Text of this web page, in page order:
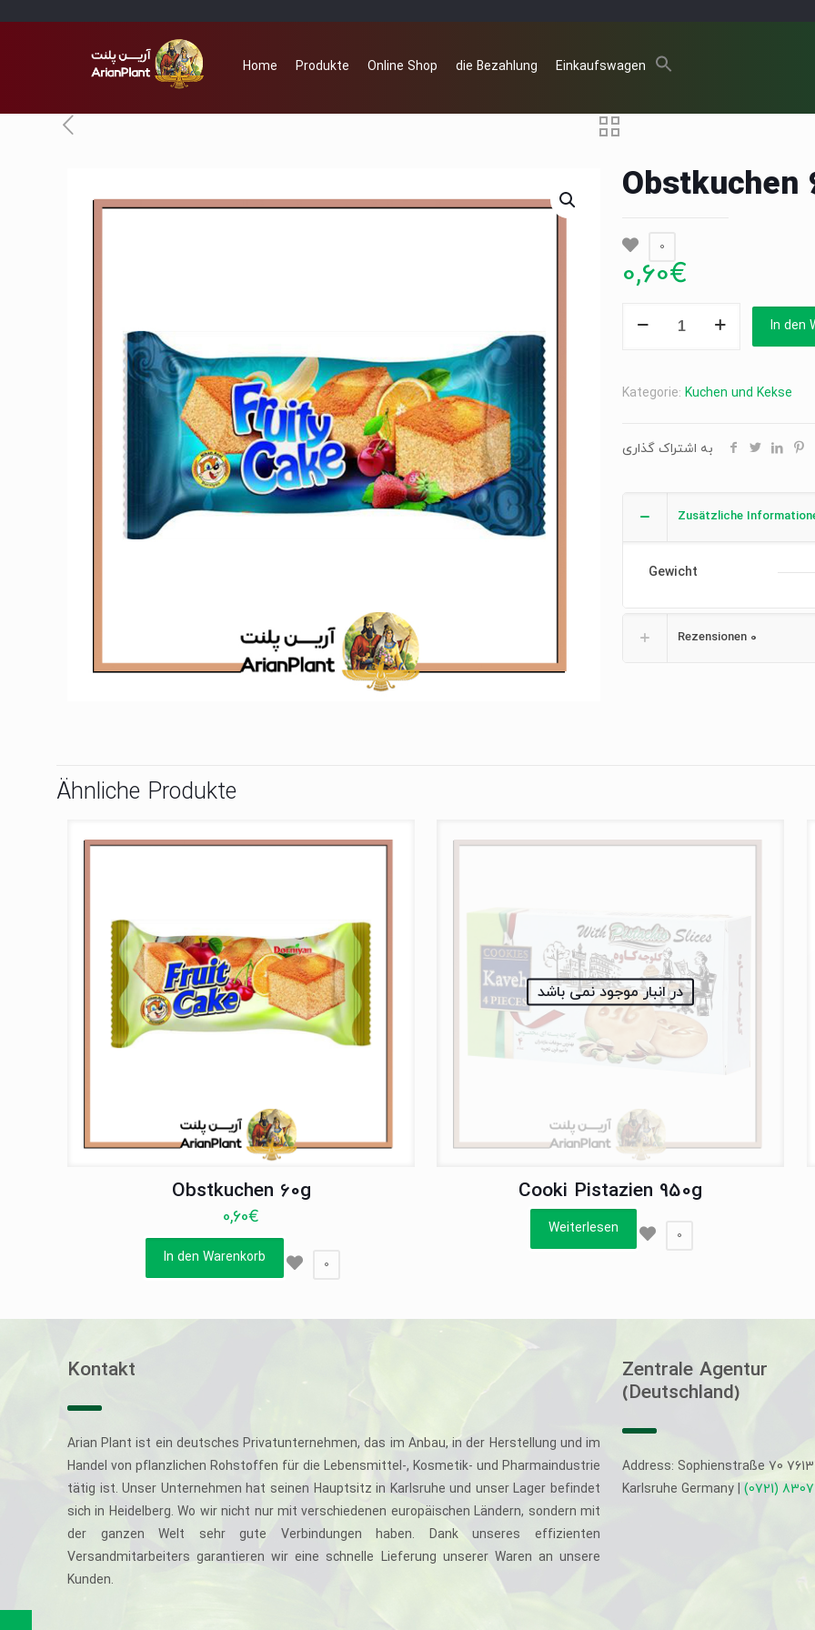
Home Produkte Online Shop die Bezahlung Einkaufswagen
Obstkuchen
0
0,60€
In den
Kategorie: Kuchen und Kekse
به اشتراک گذاری
Zusätzliche
Gewicht
Rezensionen 0
Ähnliche Produkte
Obstkuchen 60g
0,60€
In den Warenkorb 0
در انبار موجود نمی باشد
Cooki Pistazien 950g
Weiterlesen 0
Kontakt
Arian Plant ist ein deutsches Privatunternehmen, das im Anbau, in der Herstellung und im
Handel von pflanzlichen Rohstoffen für die Lebensmittel-, Kosmetik- und Pharmaindustrie
tätig ist. Unser Unternehmen hat seinen Hauptsitz in Karlsruhe und unser Lager befindet
sich in Heidelberg. Wo wir nicht nur mit verschiedenen europäischen Ländern, sondern mit
der ganzen Welt sehr gute Verbindungen haben. Dank unseres effizienten
Versandmitarbeiters garantieren wir eine schnelle Lieferung unserer Waren an unsere
Kunden.
Zentrale Agentur
(Deutschland)
Address: Sophienstraße 70
Karlsruhe Germany | (0721)